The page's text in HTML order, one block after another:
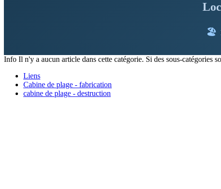
🏖️
Info Il n'y a aucun article dans cette catégorie. Si des sous-catégories
Liens
Cabine de plage - fabrication
cabine de plage - destruction